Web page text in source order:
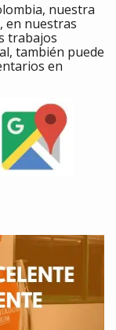
nuestra
en nuestras
trabajos
también puede
en